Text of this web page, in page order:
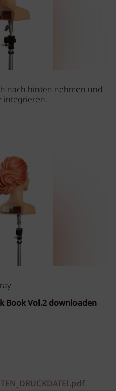
nach hinten nehmen und
integrieren.
Book Vol.2 downloaden